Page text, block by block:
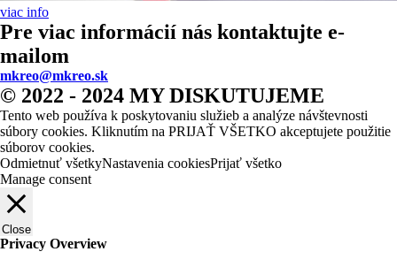
viac info
Pre viac informácií nás kontaktujte e-
mailom
mkreo@mkreo.sk
© 2022 - 2024 MY DISKUTUJEME
Tento web používa k poskytovaniu služieb a analýze návštevnosti
súbory cookies. Kliknutím na PRIJAŤ VŠETKO akceptujete použitie
súborov cookies.
Odmietnuť všetkyNastavenia cookiesPrijať všetko
Manage consent
Close
Privacy Overview